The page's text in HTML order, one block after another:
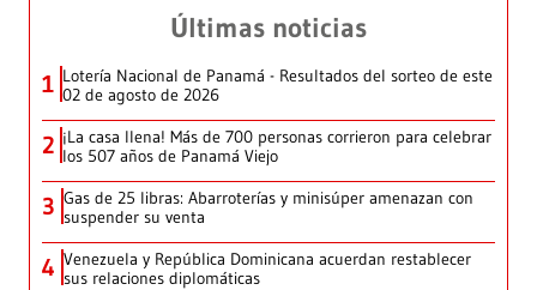
Últimas noticias
1 Lotería Nacional de Panamá - Resultados del sorteo de este
02 de agosto de 2026
2 ¡La casa llena! Más de 700 personas corrieron para celebrar
los 507 años de Panamá Viejo
3 Gas de 25 libras: Abarroterías y minisúper amenazan con
suspender su venta
4 Venezuela y República Dominicana acuerdan restablecer
sus relaciones diplomáticas